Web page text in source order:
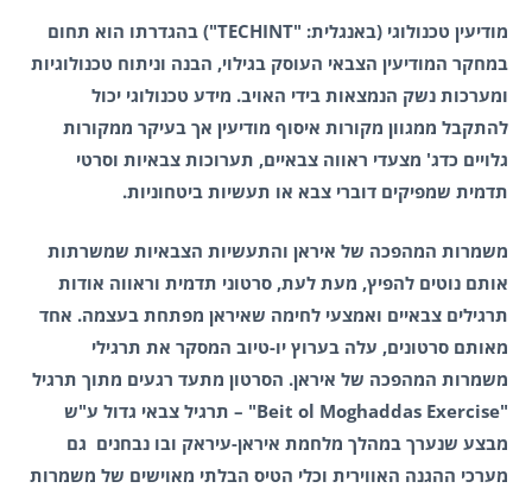
מודיעין טכנולוגי (באנגלית: "TECHINT") בהגדרתו הוא תחום
במחקר המודיעין הצבאי העוסק בגילוי, הבנה וניתוח טכנולוגיות
ומערכות נשק הנמצאות בידי האויב. מידע טכנולוגי יכול
להתקבל ממגוון מקורות איסוף מודיעין אך בעיקר ממקורות
גלויים כדג' מצעדי ראווה צבאיים, תערוכות צבאיות וסרטי
תדמית שמפיקים דוברי צבא או תעשיות ביטחוניות.
משמרות המהפכה של איראן והתעשיות הצבאיות שמשרתות
אותם נוטים להפיץ, מעת לעת, סרטוני תדמית וראווה אודות
תרגילים צבאיים ואמצעי לחימה שאיראן מפתחת בעצמה. אחד
מאותם סרטונים, עלה בערוץ יו-טיוב המסקר את תרגילי
משמרות המהפכה של איראן. הסרטון מתעד רגעים מתוך תרגיל
"Beit ol Moghaddas Exercise" – תרגיל צבאי גדול ע"ש
מבצע שנערך במהלך מלחמת איראן-עיראק ובו נבחנים גם
מערכי ההגנה האווירית וכלי הטיס הבלתי מאוישים של משמרות